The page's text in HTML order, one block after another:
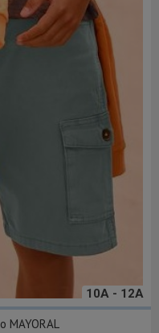
10A - 12A
MAYORAL